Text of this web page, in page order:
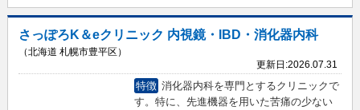
さっぽろK＆eクリニック 内視鏡・IBD・消化器内科
（北海道 札幌市豊平区）
更新日:2026.07.31
特徴 消化器内科を専門とするクリニックで
す。特に、先進機器を用いた苦痛の少ない